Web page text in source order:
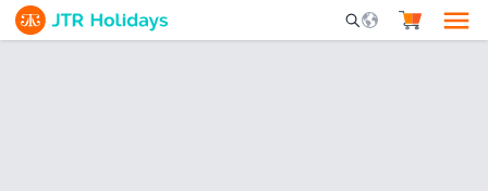
Mobile Search